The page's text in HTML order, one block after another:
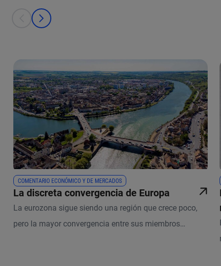
This is a carousel with individual cards. Use the previous and next
prev
next
COMENTARIO ECONÓMICO Y DE MERCADOS
La discreta convergencia de Europa
La eurozona sigue siendo una región que crece poco,
pero la mayor convergencia entre sus miembros